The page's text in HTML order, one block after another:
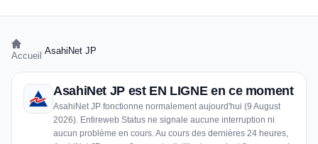
Accueil AsahiNet JP
AsahiNet JP est EN LIGNE en ce moment
AsahiNet JP fonctionne normalement aujourd'hui (9 August
2026). Entireweb Status ne signale aucune interruption ni
aucun problème en cours. Au cours des dernières 24 heures,